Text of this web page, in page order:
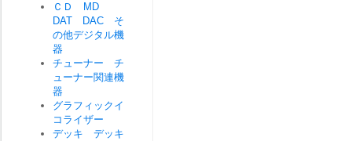
ＣＤ MD
DAT DAC そ
の他デジタル機
器
チューナー チ
ューナー関連機
器
グラフィックイ
コライザー
デッキ デッキ